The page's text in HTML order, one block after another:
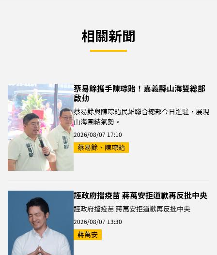
相關新聞
蔡易餘攜手陳琮貽！嘉義縣山海雙總部
啟動
蔡易餘與陳琮貽民雄聯合總部今日進駐，展現
山海團結氣勢。
2026/08/07 17:10
蔡易餘、陳琮貽
誣政府擋疫苗 蔣萬安拒道歉再反批中央
誣政府擋疫苗 蔣萬安拒道歉再反批中央
2026/08/07 13:30
蔣萬安